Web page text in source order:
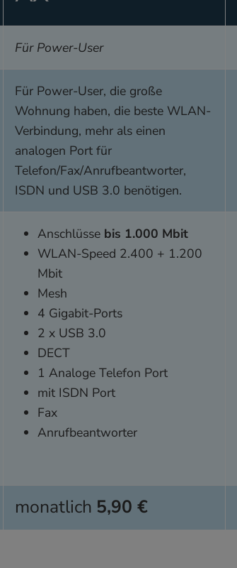
Für Power-User
Für Power-User, die große
Wohnung haben, die beste WLAN-
Verbindung, mehr als einen
analogen Port für
Telefon/Fax/Anrufbeantworter,
ISDN und USB 3.0 benötigen.
Anschlüsse bis 1.000 Mbit
WLAN-Speed 2.400 + 1.200
Mbit
Mesh
4 Gigabit-Ports
2 x USB 3.0
DECT
1 Analoge Telefon Port
mit ISDN Port
Fax
Anrufbeantworter
monatlich 5,90 €